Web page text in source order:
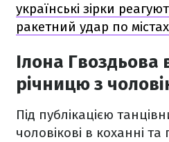
українські зірки
ракетний удар по
Ілона Гвоздьова
річницю з
Під публікацією
чоловікові в коханні